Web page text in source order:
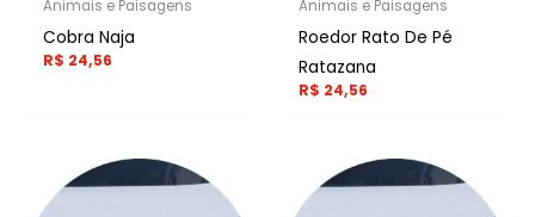
Animais e Paisagens
Cobra Naja
R$ 24,56
Animais e Paisagens
Roedor Rato De Pé
Ratazana
R$ 24,56